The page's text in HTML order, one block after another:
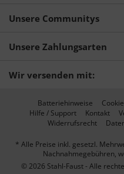
Unsere Communitys
Unsere Zahlungsarten
Wir versenden mit:
Batteriehinweise
Hilfe / Support
Kontakt
Widerrufsrecht
* Alle Preise inkl. gesetzl.
Nachnahmegebühren,
© 2026 Stahl-Faust - Alle